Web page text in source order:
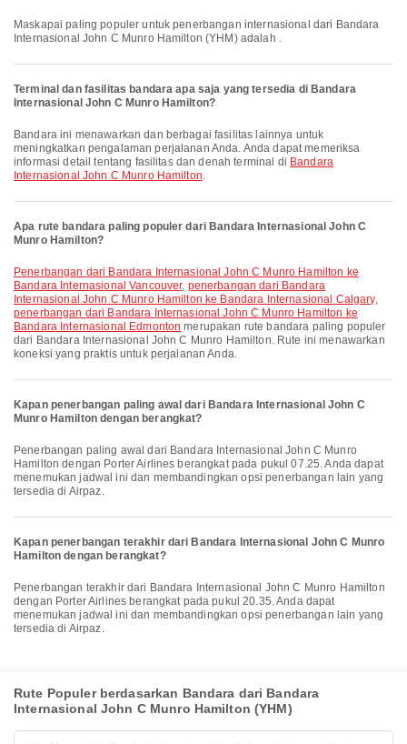
Maskapai paling populer untuk penerbangan internasional dari Bandara
Internasional John C Munro Hamilton (YHM) adalah .
Terminal dan fasilitas bandara apa saja yang tersedia di Bandara
Internasional John C Munro Hamilton?
Bandara ini menawarkan dan berbagai fasilitas lainnya untuk
meningkatkan pengalaman perjalanan Anda. Anda dapat memeriksa
informasi detail tentang fasilitas dan denah terminal di Bandara
Internasional John C Munro Hamilton.
Apa rute bandara paling populer dari Bandara Internasional John C
Munro Hamilton?
penerbangan dari Bandara Internasional John C Munro Hamilton ke
Bandara Internasional Vancouver, penerbangan dari Bandara
Internasional John C Munro Hamilton ke Bandara Internasional Calgary,
penerbangan dari Bandara Internasional John C Munro Hamilton ke
Bandara Internasional Edmonton merupakan rute bandara paling populer
dari Bandara Internasional John C Munro Hamilton. Rute ini menawarkan
koneksi yang praktis untuk perjalanan Anda.
Kapan penerbangan paling awal dari Bandara Internasional John C
Munro Hamilton dengan berangkat?
Penerbangan paling awal dari Bandara Internasional John C Munro
Hamilton dengan Porter Airlines berangkat pada pukul 07.25. Anda dapat
menemukan jadwal ini dan membandingkan opsi penerbangan lain yang
tersedia di Airpaz.
Kapan penerbangan terakhir dari Bandara Internasional John C Munro
Hamilton dengan berangkat?
Penerbangan terakhir dari Bandara Internasional John C Munro Hamilton
dengan Porter Airlines berangkat pada pukul 20.35. Anda dapat
menemukan jadwal ini dan membandingkan opsi penerbangan lain yang
tersedia di Airpaz.
Rute Populer berdasarkan Bandara dari Bandara
Internasional John C Munro Hamilton (YHM)